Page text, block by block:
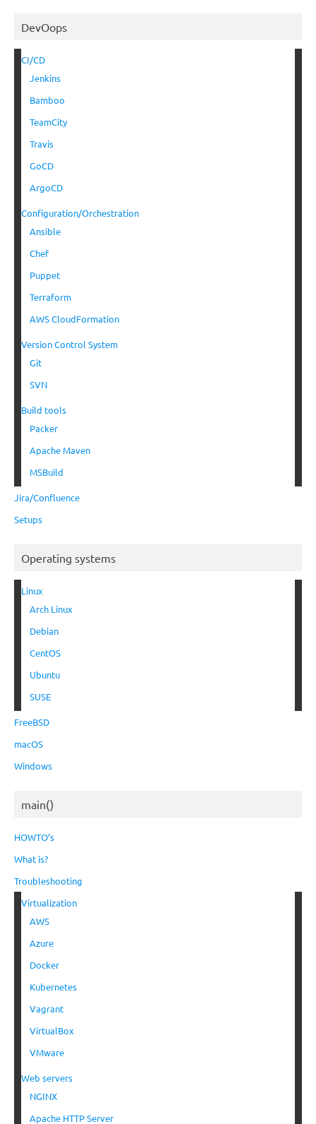
DevOops
CI/CD
Jenkins
Bamboo
TeamCity
Travis
GoCD
ArgoCD
Configuration/Orchestration
Ansible
Chef
Puppet
Terraform
AWS CloudFormation
Version Control System
Git
SVN
Build tools
Packer
Apache Maven
MSBuild
Jira/Confluence
Setups
Operating systems
Linux
Arch Linux
Debian
CentOS
Ubuntu
SUSE
FreeBSD
macOS
Windows
main()
HOWTO’s
What is?
Troubleshooting
Virtualization
AWS
Azure
Docker
Kubernetes
Vagrant
VirtualBox
VMware
Web servers
NGINX
Apache HTTP Server